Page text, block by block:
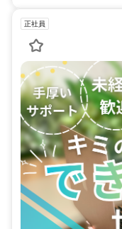
正社員